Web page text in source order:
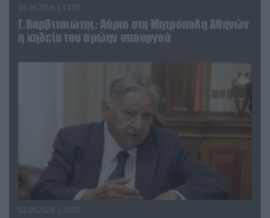
03.08.2026 | 12:02
Γ.Βαρβιτσιώτης: Aύριο στη Μητρόπολη Αθηνών
η κηδεία του πρώην υπουργού
02.08.2026 | 20:02